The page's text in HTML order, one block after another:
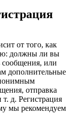
от того, как
должны ли вы
сообщения, или
дополнительные
отправка
д. Регистрация
мы рекомендуем